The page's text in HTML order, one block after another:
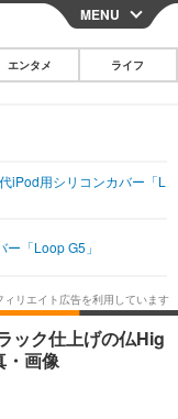
CLOSE
その他
映画・ドラマ
韓国・芸能
スポーツ
グルメ
ショッピング
MENU
エンタメ ライフ
iPod用シリコンカバー「L
「Loop G5」
ック仕上げの仏Hig
・画像